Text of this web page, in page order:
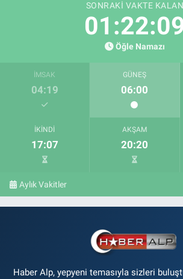
SONRAKI VAKTE KALAN
Öğle Namazı
İMSAK
04:19
GÜNEŞ
06:00
İKINDI
17:07
AKŞAM
20:20
Aylık Vakitler
Haber Alp, yepyeni temasıyla sizleri